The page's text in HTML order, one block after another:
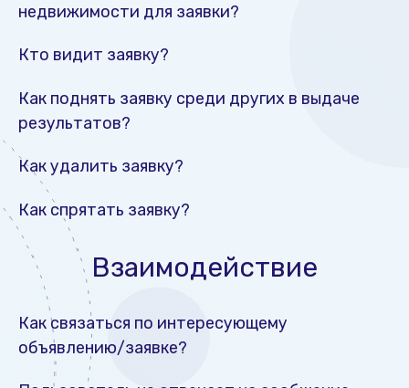
недвижимости для заявки?
Кто видит заявку?
Как поднять заявку среди других в выдаче
результатов?
Как удалить заявку?
Как спрятать заявку?
Взаимодействие
Как связаться по интересующему
объявлению/заявке?